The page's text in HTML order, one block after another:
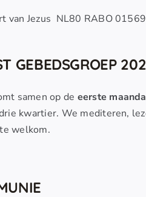
van Jezus NL80 RABO
GEBEDSGROEP
samen op de eerste
kwartier. We mediteren,
welkom.